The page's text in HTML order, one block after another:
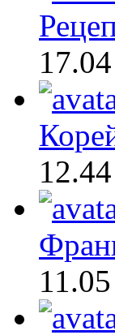
17.04
12.44
11.05